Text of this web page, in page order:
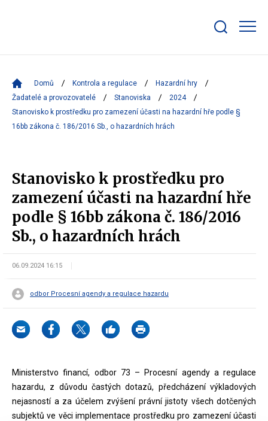
bar
Domů Kontrola a regulace
Hazardní hry
Žadatelé a provozovatelé
Stanoviska
2024
Stanovisko k prostředku pro zamezení účasti na hazardní hře podle §
16bb zákona č. 186/2016 Sb., o hazardních hrách
Stanovisko k prostředku pro
zamezení účasti na hazardní hře
podle § 16bb zákona č. 186/2016
Sb., o hazardních hrách
06.09.2024 16:15
odbor Procesní agendy a regulace hazardu
Ministerstvo financí, odbor 73 – Procesní agendy a regulace
hazardu, z důvodu častých dotazů, předcházení výkladových
nejasností a za účelem zvýšení právní jistoty všech dotčených
subjektů ve věci implementace prostředku pro zamezení účasti